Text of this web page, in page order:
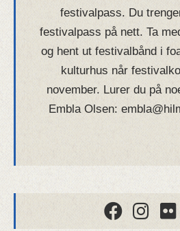
festivalpass. Du
festivalpass på nett. Ta
og hent ut festivalbånd i
kulturhus når
november. Lurer du på
Embla Olsen: